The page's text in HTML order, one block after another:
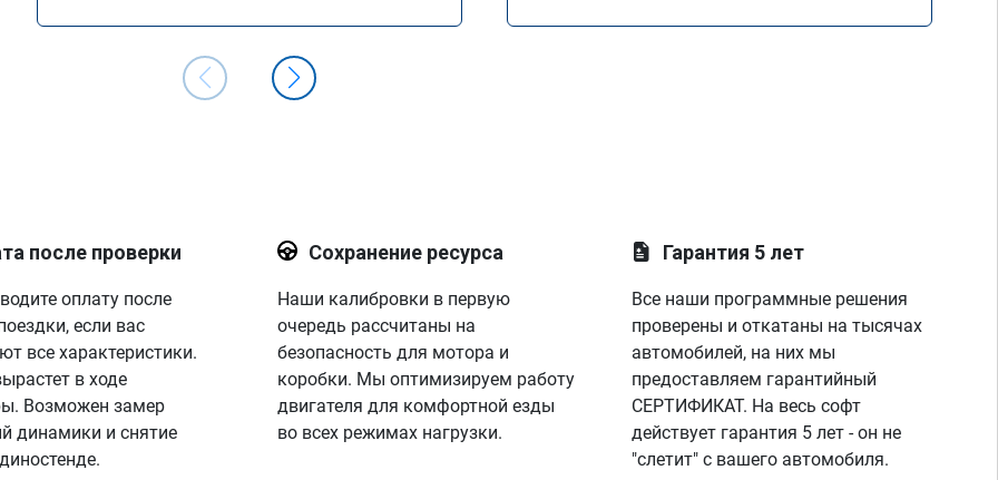
после проверки
оплату после
если вас
все характеристики.
в ходе
Возможен замер
динамики и снятие
Сохранение ресурса
Наши калибровки в первую
очередь рассчитаны на
безопасность для мотора и
коробки. Мы оптимизируем работу
двигателя для комфортной езды
во всех режимах нагрузки.
Гарантия 5 лет
Все наши программные решения
проверены и откатаны на тысячах
автомобилей, на них мы
предоставляем гарантийный
СЕРТИФИКАТ. На весь софт
действует гарантия 5 лет - он не
"слетит" с вашего автомобиля.